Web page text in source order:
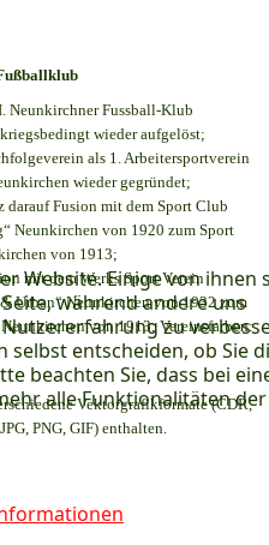
Website. Einige von ihnen
während andere uns
zu
selbst entscheiden, ob Sie
beachten Sie, dass bei
alle Funktionalitäten der
Neunkirchner Fussball-Klub
wieder aufgelöst;
als 1. Arbeitersportverein
wieder gegründet;
darauf Fusion mit dem Sport Club
Neunkirchen von 1920 zum Sport
von 1913;
mit dem Werks Sport Verein
Urban“ Neunkirchen von 1932 zum
von 1913; Vereinsfarben:
Vektorgrafikformate (CDR,
PNG, GIF) enthalten.